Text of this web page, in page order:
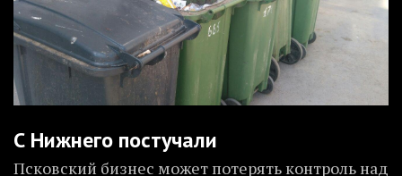
С Нижнего постучали
Псковский бизнес может потерять контроль над